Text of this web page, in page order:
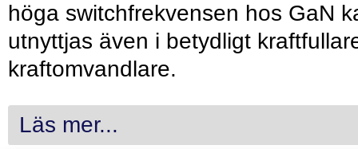
höga switchfrekvensen hos GaN
utnyttjas även i betydligt
kraftomvandlare.
Läs mer...